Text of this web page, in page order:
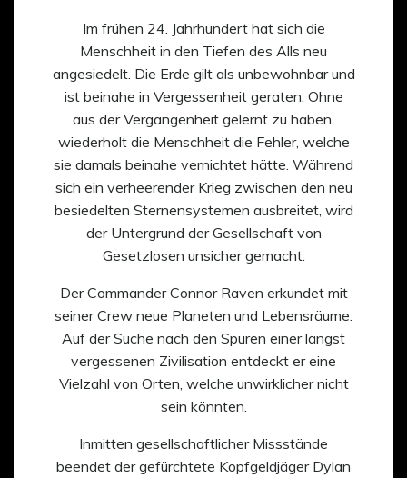
Im frühen 24. Jahrhundert hat sich die
Menschheit in den Tiefen des Alls neu
angesiedelt. Die Erde gilt als unbewohnbar und
ist beinahe in Vergessenheit geraten. Ohne
aus der Vergangenheit gelernt zu haben,
wiederholt die Menschheit die Fehler, welche
sie damals beinahe vernichtet hätte. Während
sich ein verheerender Krieg zwischen den neu
besiedelten Sternensystemen ausbreitet, wird
der Untergrund der Gesellschaft von
Gesetzlosen unsicher gemacht.
Der Commander Connor Raven erkundet mit
seiner Crew neue Planeten und Lebensräume.
Auf der Suche nach den Spuren einer längst
vergessenen Zivilisation entdeckt er eine
Vielzahl von Orten, welche unwirklicher nicht
sein könnten.
Inmitten gesellschaftlicher Missstände
beendet der gefürchtete Kopfgeldjäger Dylan